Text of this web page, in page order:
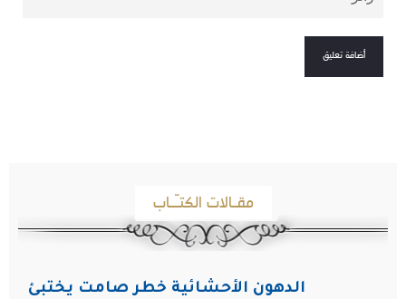
مقـالات الكتـّـاب
الدهون الأحشائية خطر صامت يختبئ